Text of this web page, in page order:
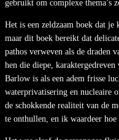
gebruikt om complexe thema’s
Het is een zeldzaam boek dat
maar dit boek bereikt dat
pathos verweven als de draden
hen die diepe,
Barlow is als een adem frisse
waterprivatisering en nucleaire
de schokkende realiteit van de
te onthullen, en ik waardeer